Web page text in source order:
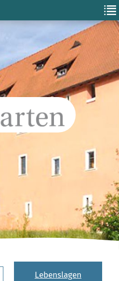
Lebenslagen